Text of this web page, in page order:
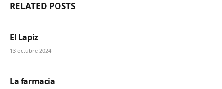
RELATED POSTS
El Lapiz
13 octubre 2024
La farmacia